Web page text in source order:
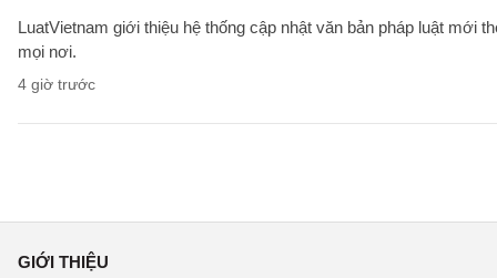
LuatVietnam giới thiệu hệ thống cập nhật văn bản pháp luật mới
mọi nơi.
4 giờ trước
GIỚI THIỆU